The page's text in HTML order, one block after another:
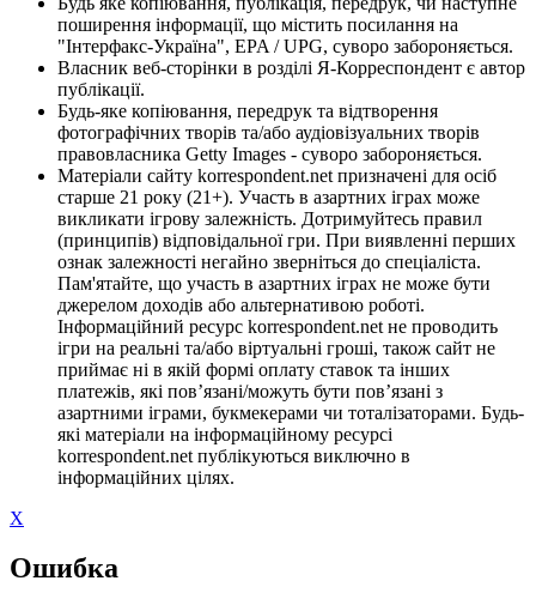
поширення інформації, що містить посилання на
"Інтерфакс-Україна", EPA / UPG, суворо забороняється.
Власник веб-сторінки в розділі Я-Корреспондент є автор
публікації.
Будь-яке копіювання, передрук та відтворення
фотографічних творів та/або аудіовізуальних творів
правовласника Getty Images - суворо забороняється.
Матеріали сайту korrespondent.net призначені для осіб
старше 21 року (21+). Участь в азартних іграх може
викликати ігрову залежність. Дотримуйтесь правил
(принципів) відповідальної гри. При виявленні перших
ознак залежності негайно зверніться до спеціаліста.
Пам'ятайте, що участь в азартних іграх не може бути
джерелом доходів або альтернативою роботі.
Інформаційний ресурс korrespondent.net не проводить
ігри на реальні та/або віртуальні гроші, також сайт не
приймає ні в якій формі оплату ставок та інших
платежів, які пов’язані/можуть бути пов’язані з
азартними іграми, букмекерами чи тоталізаторами. Будь-
які матеріали на інформаційному ресурсі
korrespondent.net публікуються виключно в
інформаційних цілях.
X
Ошибка